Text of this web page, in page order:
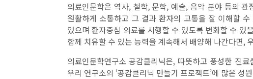
의료인문학은 역사, 철학, 문학, 예술, 음악 분야 등의
원활하게 소통하고 그 결과 환자의 고통을 잘 이해할
있으며 환자중심 의료를 시행할 수 있도록 변화할 수 있
함께 치유할 수 있는 능력을 계속해서 배양해 나간다면,
의료인문학연구소 공감클리닉은, 따뜻하고 풍성한 진
우리 연구소의 ‘공감클리닉 만들기 프로젝트’에 많은